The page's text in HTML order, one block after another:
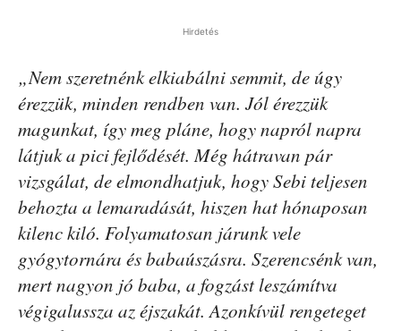
Hirdetés
„Nem szeretnénk elkiabálni semmit, de úgy
érezzük, minden rendben van. Jól érezzük
magunkat, így meg pláne, hogy napról napra
látjuk a pici fejlődését. Még hátravan pár
vizsgálat, de elmondhatjuk, hogy Sebi teljesen
behozta a lemaradását, hiszen hat hónaposan
kilenc kiló. Folyamatosan járunk vele
gyógytornára és babaúszásra. Szerencsénk van,
mert nagyon jó baba, a fogzást leszámítva
végigalussza az éjszakát. Azonkívül rengeteget